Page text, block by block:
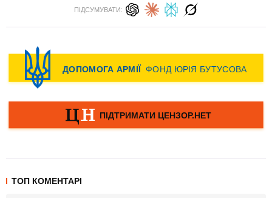
ПІДСУМУВАТИ:
ТОП КОМЕНТАРІ